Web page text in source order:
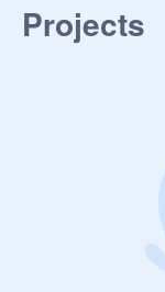
Projects